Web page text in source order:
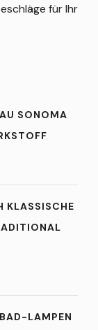
für Ihr
SONOMA
KLASSISCHE
LAMPEN